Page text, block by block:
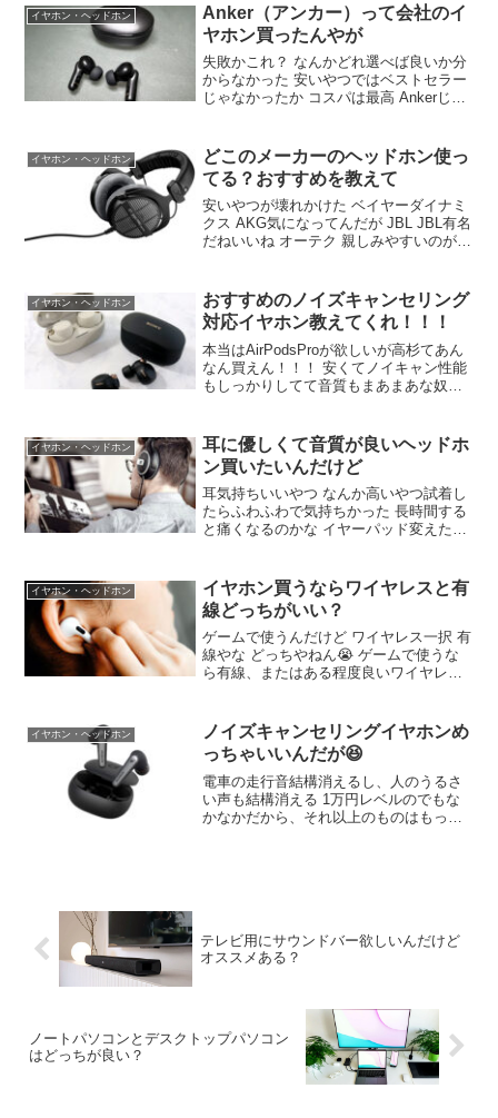
イヤホン・ヘッドホン
Anker（アンカー）って会社のイ
ヤホン買ったんやが
失敗かこれ？ なんかどれ選べば良いか分
からなかった 安いやつではベストセラー
じゃなかったか コスパは最高 Ankerじゃ
長所はバッテリー持ちと価格や liberty4nc
はコスパ最強やぞ
イヤホン・ヘッドホン
どこのメーカーのヘッドホン使っ
てる？おすすめを教えて
安いやつが壊れかけた ベイヤーダイナミ
クス AKG気になってんだが JBL JBL有名
だねいいね オーテク 親しみやすいのがこ
じゃないけどとても軽くて着け心地良が
いい
イヤホン・ヘッドホン
おすすめのノイズキャンセリング
対応イヤホン教えてくれ！！！
本当はAirPodsProが欲しいが高杉てあん
なん買えん！！！ 安くてノイキャン性能
もしっかりしてて音質もまあまあな奴教
果的に安いと思う
イヤホン・ヘッドホン
耳に優しくて音質が良いヘッドホ
ン買いたいんだけど
耳気持ちいいやつ なんか高いやつ試着し
たらふわふわで気持ちかった 長時間する
と痛くなるのかな イヤーパッド変えたら
ヘッドホンはそのふわふわなとこが外れ
る おーマジか
イヤホン・ヘッドホン
イヤホン買うならワイヤレスと有
線どっちがいい？
ゲームで使うんだけど ワイヤレス一択 有
線やな どっちやねん😭 ゲームで使うな
ら有線、またはある程度良いワイヤレス
なる ゲームなら有線だろ 無線だと音が遅
延する
イヤホン・ヘッドホン
ノイズキャンセリングイヤホンめ
っちゃいいんだが😆
電車の走行音結構消えるし、人のうるさ
い声も結構消える 1万円レベルのでもな
かなかだから、それ以上のものはもっと
テレビ用にサウンドバー欲しいんだけど
オススメある？
ノートパソコンとデスクトップパソコン
はどっちが良い？